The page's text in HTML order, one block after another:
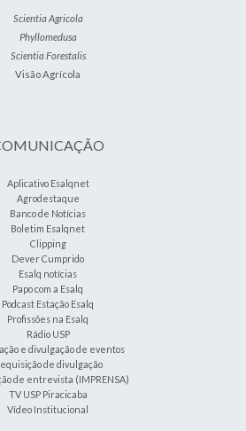
Scientia Agricola
Phyllomedusa
Scientia Forestalis
Visão Agrícola
Aplicativo Esalqnet
Agrodestaque
Banco de Notícias
Boletim Esalqnet
Clipping
Dever Cumprido
Esalq notícias
Papo com a Esalq
Podcast Estação Esalq
Profissões na Esalq
Rádio USP
e divulgação de eventos
de divulgação
de entrevista (IMPRENSA)
TV USP Piracicaba
Vídeo Institucional